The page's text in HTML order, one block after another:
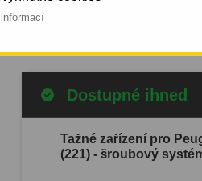
Celý popis produktu
Dostupné ihned
Tažné zařízení pro
(221) - šroubový